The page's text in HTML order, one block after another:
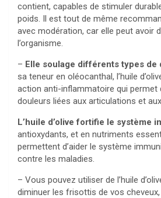
contient, capables de stimuler
poids. Il est tout de même
avec modération, car elle peut avoir
l’organisme.
– Elle soulage différents types de
sa teneur en oléocanthal, l’huile
action anti-inflammatoire qui permet
douleurs liées aux articulations et
L’huile d’olive fortifie le système
antioxydants, et en nutriments
permettent d’aider le système
contre les maladies.
– Vous pouvez utiliser de l’huile
diminuer les frisottis de vos